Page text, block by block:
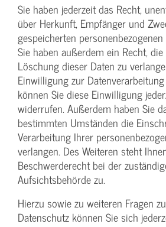
Sie haben jederzeit das Recht,
über Herkunft, Empfänger und
gespeicherten
Sie haben außerdem ein Recht,
Löschung dieser Daten zu
Einwilligung zur
können Sie diese Einwilligung
widerrufen. Außerdem haben Sie
bestimmten Umständen die
Verarbeitung Ihrer
verlangen. Des Weiteren steht
Beschwerderecht bei der
Aufsichtsbehörde zu.
Hierzu sowie zu weiteren Fragen
Datenschutz können Sie sich